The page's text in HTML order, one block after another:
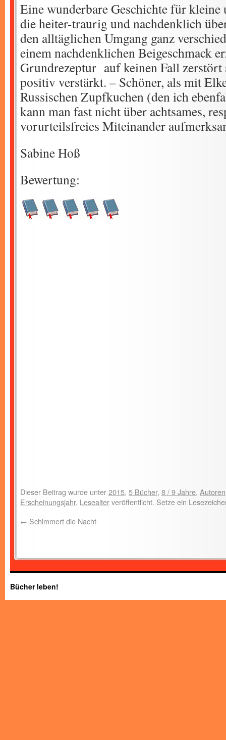
Eine wunderbare Geschichte für kleine
die heiter-traurig und nachdenklich
den alltäglichen Umgang ganz
einem nachdenklichen Beigeschmack
Grundrezeptur auf keinen Fall
positiv verstärkt. – Schöner, als mit
Russischen Zupfkuchen (den ich
kann man fast nicht über achtsames,
vorurteilsfreies Miteinander
Sabine Hoß
Bewertung:
Dieser Beitrag wurde unter2015, 5 Bücher, 8 / 9 Jahre, Autoren
Erscheinungsjahr, Lesealterveröffentlicht. Setze ein
← Schimmert die Nacht
Bücher leben!